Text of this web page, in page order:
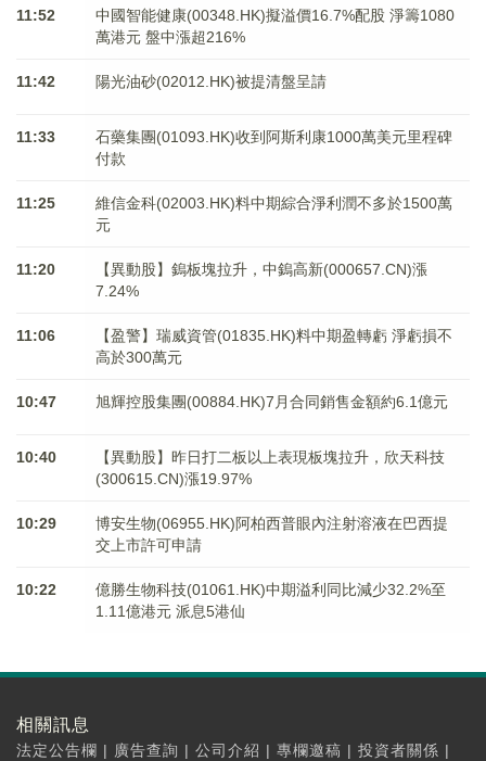
11:52
中國智能健康(00348.HK)擬溢價16.7%配股 淨籌1080
萬港元 ​​​​​​​盤中漲超216%
11:42 陽光油砂(02012.HK)被提清盤呈請
11:33
石藥集團(01093.HK)收到阿斯利康1000萬美元里程碑
付款
11:25
維信金科(02003.HK)料中期綜合淨利潤不多於1500萬
元
11:20
【異動股】鎢板塊拉升，中鎢高新(000657.CN)漲
7.24%
11:06
【盈警】瑞威資管(01835.HK)料中期盈轉虧 淨虧損不
高於300萬元
10:47 旭輝控股集團(00884.HK)7月合同銷售金額約6.1億元
10:40
【異動股】昨日打二板以上表現板塊拉升，欣天科技
(300615.CN)漲19.97%
10:29
博安生物(06955.HK)阿柏西普眼內注射溶液在巴西提
交上市許可申請
10:22
億勝生物科技(01061.HK)中期溢利同比減少32.2%至
1.11億港元 派息5港仙
相關訊息
法定公告欄 | 廣告查詢 | 公司介紹 | 專欄邀稿 | 投資者關係 |